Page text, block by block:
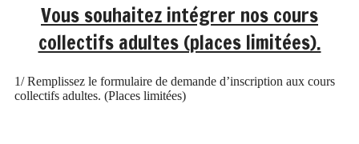
Vous souhaitez intégrer nos cours
collectifs adultes (places limitées).
1/ Remplissez le formulaire de demande d’inscription aux cours
collectifs adultes. (Places limitées)